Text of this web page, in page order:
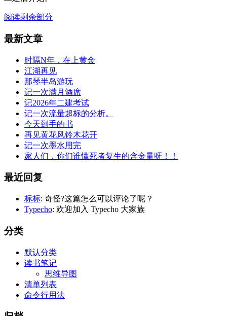
阅读剩余部分
最新文章
时隔N年，在上黄金
江湖再见
那琴半岛游玩
记一次满月酒席
记2026年二建考试
记一次流量超标的分析。
今天到手的书
再见黄花风铃木花开
记一次墨水用完
家人们，你们谁懂死者复生的含金量呀！！
最近回复
标标: 奇怪?这篇怎么可以评论了呢？
Typecho: 欢迎加入 Typecho 大家族
分类
默认分类
读书笔记
思维导图
清单列表
命令行用法